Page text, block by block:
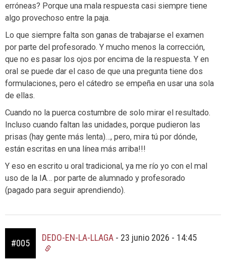
erróneas? Porque una mala respuesta casi siempre tiene
algo provechoso entre la paja.
Lo que siempre falta son ganas de trabajarse el examen
por parte del profesorado. Y mucho menos la corrección,
que no es pasar los ojos por encima de la respuesta. Y en
oral se puede dar el caso de que una pregunta tiene dos
formulaciones, pero el cátedro se empeña en usar una sola
de ellas.
Cuando no la puerca costumbre de solo mirar el resultado.
Incluso cuando faltan las unidades, porque pudieron las
prisas (hay gente más lenta)…, pero, mira tú por dónde,
están escritas en una línea más arriba!!!
Y eso en escrito u oral tradicional, ya me río yo con el mal
uso de la IA… por parte de alumnado y profesorado
(pagado para seguir aprendiendo).
#005
DEDO-EN-LA-LLAGA - 23 junio 2026 - 14:45